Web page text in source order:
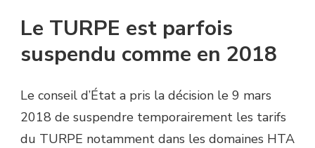
Le TURPE est parfois
suspendu comme en 2018
Le conseil d’État a pris la décision le 9 mars
2018 de suspendre temporairement les tarifs
du TURPE notamment dans les domaines HTA